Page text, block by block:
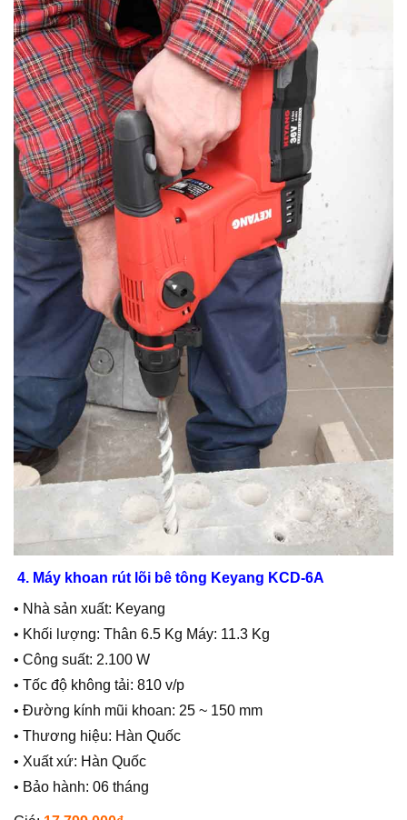
4. Máy khoan rút lõi bê tông Keyang KCD-6A
• Nhà sản xuất: Keyang
• Khối lượng: Thân 6.5 Kg Máy: 11.3 Kg
• Công suất: 2.100 W
• Tốc độ không tải: 810 v/p
• Đường kính mũi khoan: 25 ~ 150 mm
• Thương hiệu: Hàn Quốc
• Xuất xứ: Hàn Quốc
• Bảo hành: 06 tháng